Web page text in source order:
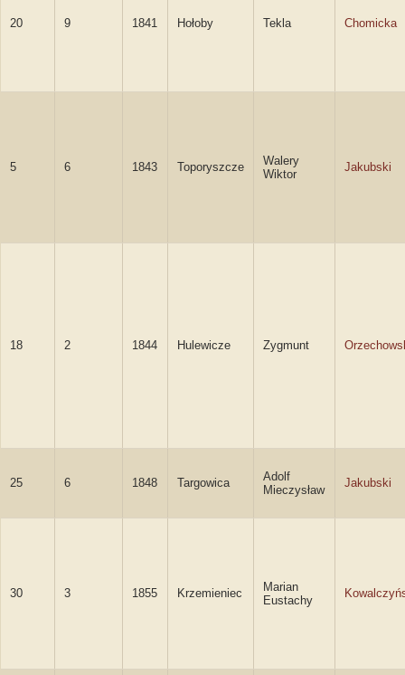
20 9 1841 Hołoby Tekla Chomicka
5 6 1843 Toporyszcze
Walery
Wiktor
Jakubski
18 2 1844 Hulewicze Zygmunt
25 6 1848 Targowica
Adolf
Mieczysław
Jakubski
30 3 1855 Krzemieniec
Marian
Eustachy